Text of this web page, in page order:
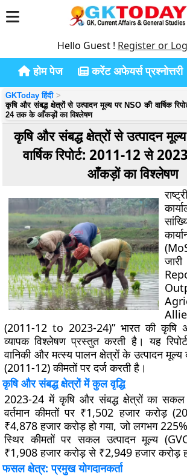
Hello Guest ! Register or
होम पेज करेंट अफेयर्स प्रश्नोत्तरी
GKToday हिंदी
कृषि और संबद्ध क्षेत्रों से उत्पादन मूल्य पर NSO की वार्षिक
24 तक के आँकड़ों का विश्लेषण
कृषि और संबद्ध क्षेत्रों से उत्पादन
वार्षिक रिपोर्ट: 2011-12 से
आँकड़ों का विश्लेषण
(2011-12 to 2023-24)” भारत की कृषि
व्यापक विश्लेषण प्रस्तुत करती है। यह
वानिकी और मत्स्य पालन क्षेत्रों के उत्पादन मूल्य
(2011-12) कीमतों पर दर्ज करती है।
कृषि और संबद्ध क्षेत्रों में कुल वृद्धि
2023-24 में कृषि और संबद्ध क्षेत्रों का सकल
वर्तमान कीमतों पर ₹1,502 हजार करोड़
₹4,878 हजार करोड़ हो गया, जो लगभग
स्थिर कीमतों पर सकल उत्पादन मूल्य
₹1,908 हजार करोड़ से ₹2,949 हजार करोड़
फसल क्षेत्र: प्रमुख योगदानकर्ता